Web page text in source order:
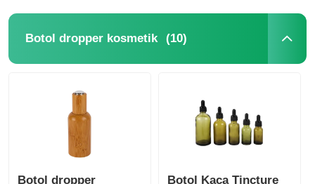
Botol dropper kosmetik (10)
Botol dropper
Botol Kaca Tincture